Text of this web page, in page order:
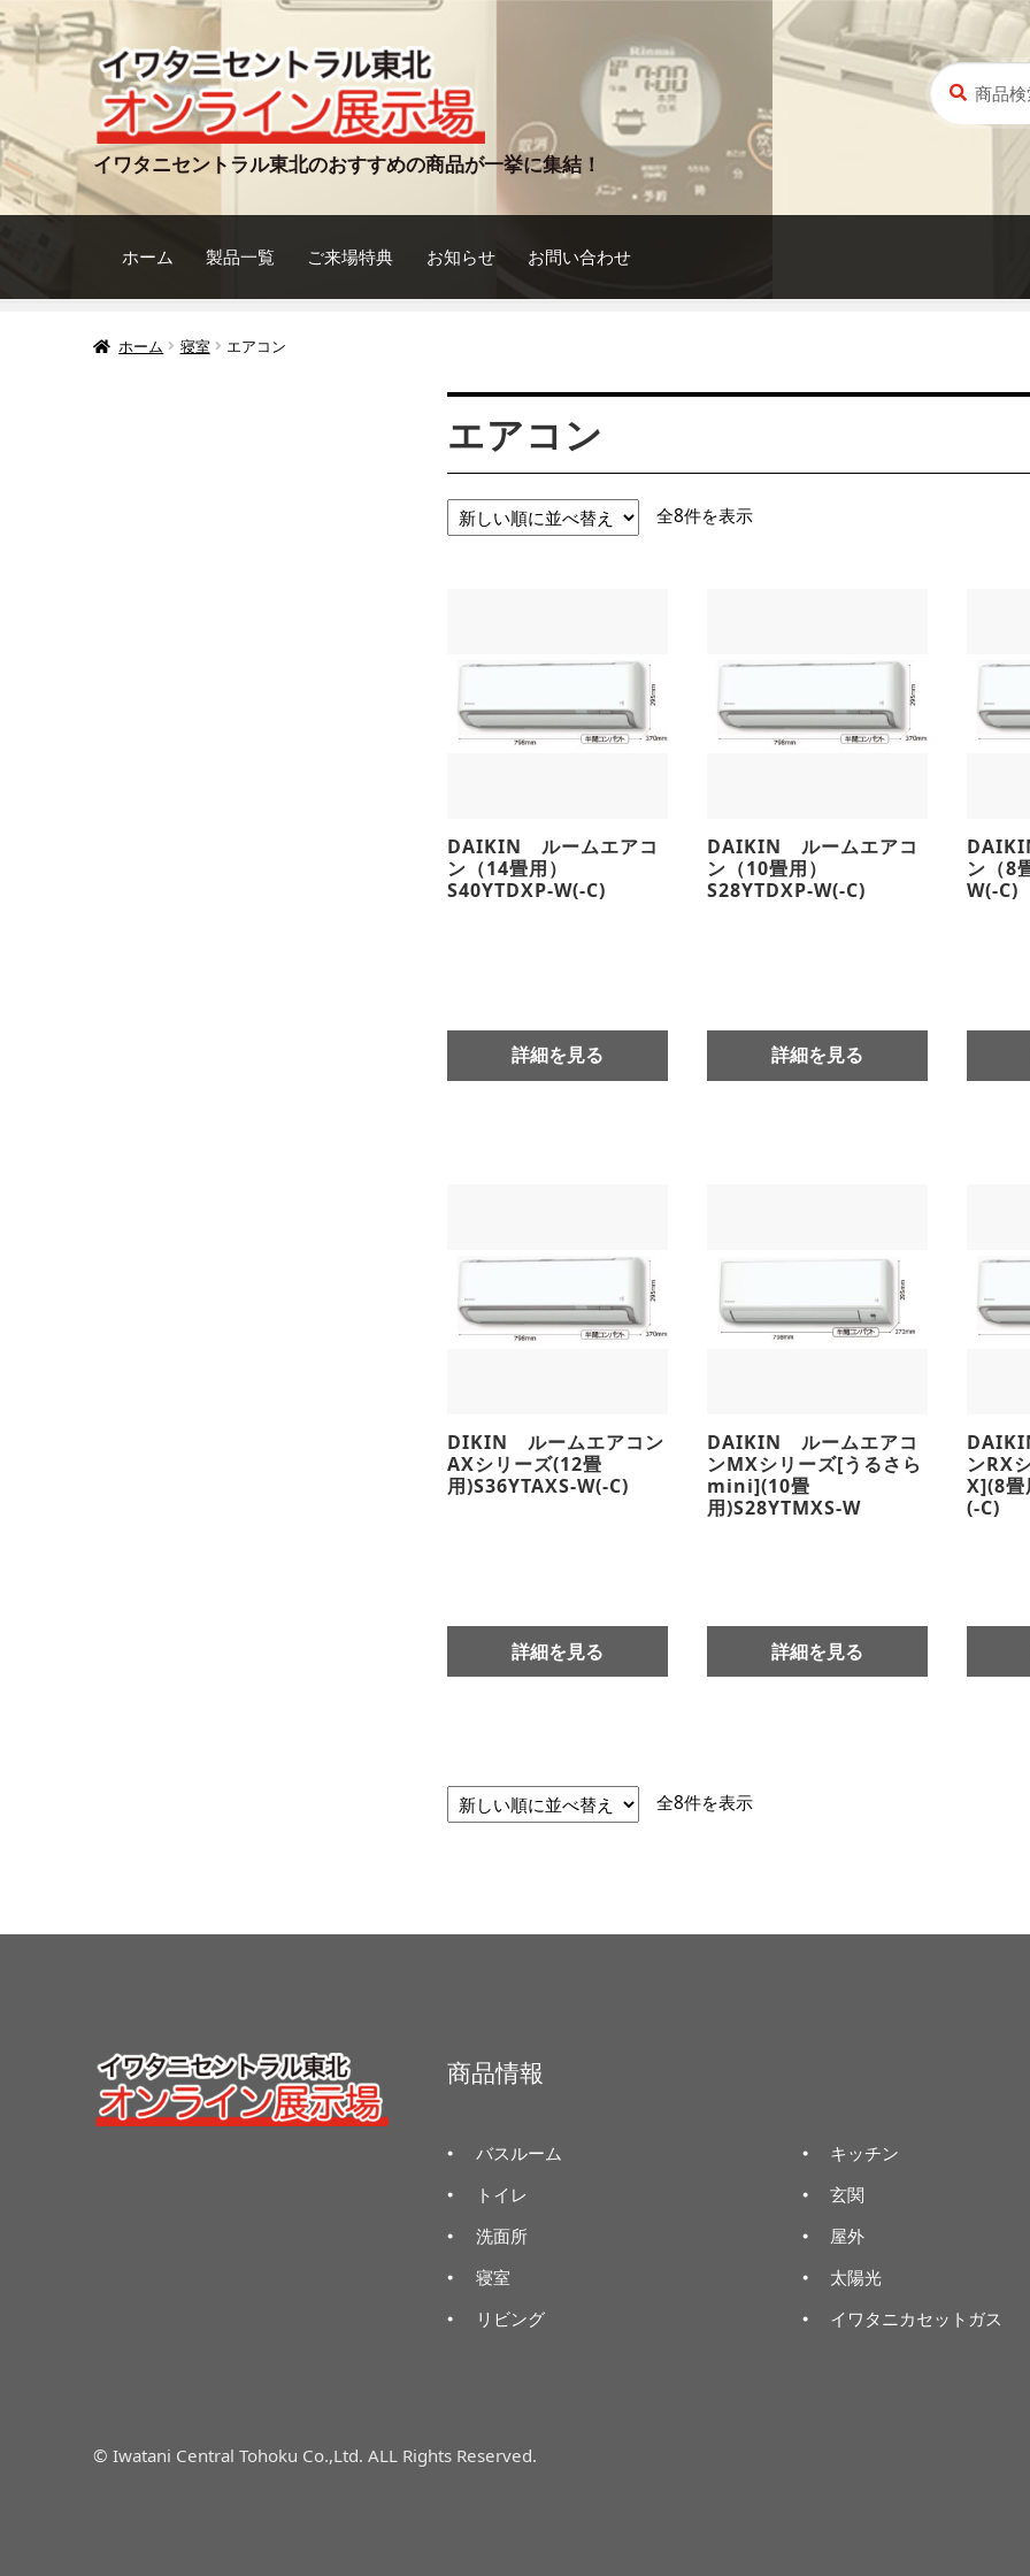
ナ
ビ
ゲ
ー
シ
ョ
ン
キ
ッ
コ
ン
テ
ン
ツ
へ
ス
プ
イワタニセントラル東北のおすすめの商品が一挙に集結！
検
索
検
索
ホーム 製品一覧 ご来場特典 お知らせ お問い合わせ
ホーム 寝室 エアコン
エアコン
全8件を表示新
DAIKIN ルームエアコ
ン（14畳用）
S40YTDXP-W(-C)
詳細を見る
DAIKIN ルームエアコ
ン（10畳用）
S28YTDXP-W(-C)
詳細を見る
ン（8
W(-C)
DIKIN ルームエアコン
AXシリーズ(12畳
用)S36YTAXS-W(-C)
詳細を見る
DAIKIN ルームエアコ
ンMXシリーズ[うるさら
mini](10畳
用)S28YTMXS-W
詳細を見る
ンRX
X](8畳
(-C)
全8件を表示新
商品情報
バスルーム
トイレ
洗面所
寝室
リビング
キッチン
玄関
屋外
太陽光
イワタニカセットガス
© Iwatani Central Tohoku Co.,Ltd. ALL Rights Reserved.